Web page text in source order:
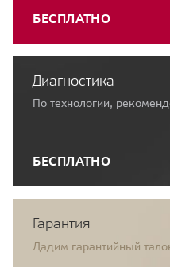
БЕСПЛАТНО
Диагностика
По технологии,
БЕСПЛАТНО
Гарантия
Дадим гарантийный